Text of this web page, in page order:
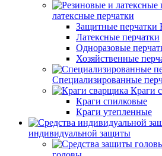
латексные перчатки
Защитные
Латексные перчатки
Одноразовые
Хозяйственные
Специализированные
Краги
Краги спилковые
Краги утепленные
индивидуальной защиты